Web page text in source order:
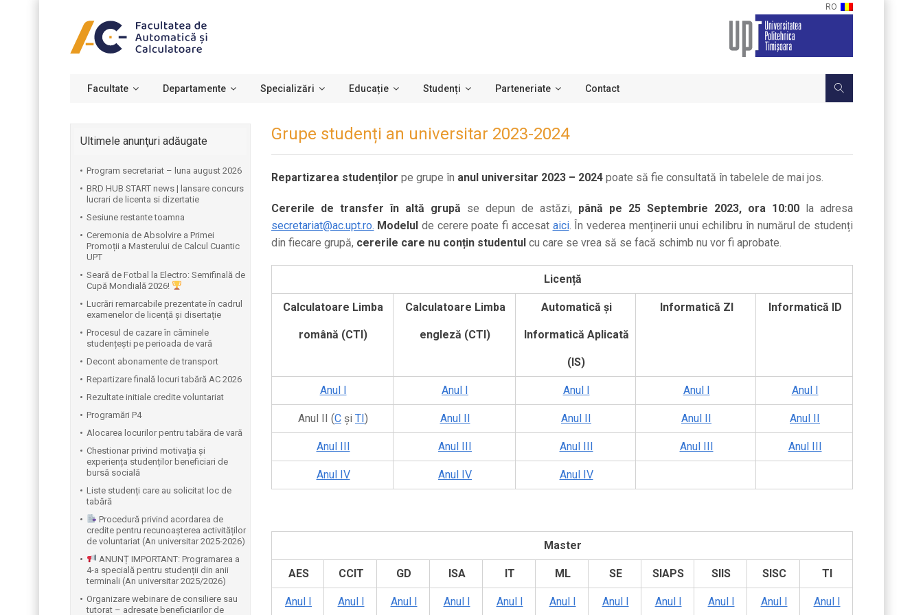
RO
Facultate Departamente Specializări Educație Studenți Parteneriate Contact
Grupe studenți an universitar 2023-2024
Repartizarea studenților pe grupe în anul universitar 2023 – 2024poate să fie consultată în tabelele de mai jos.
Cererile de transfer în altă grupă se depun de astăzi, până pe 25 Septembrie 2023, ora 10:00la adresa
secretariat@ac.upt.ro. Modelul de cerere poate fi accesat aici. În vederea menținerii unui echilibru în numărul de studenți
din fiecare grupă, cererile care nu conțin studentulcu care se vrea să se facă schimb nu vor fi aprobate.
Licență
Calculatoare Limba
română (CTI)
Calculatoare Limba
engleză (CTI)
Automatică și
Informatică Aplicată
(IS)
Informatică ZI Informatică ID
Anul I Anul I Anul I Anul I Anul I
Anul II (C și TI) Anul II Anul II Anul II Anul II
Anul III Anul III Anul III Anul III Anul III
Anul IV Anul IV Anul IV
Master
AES CCIT GD ISA IT ML SE SIAPS SIIS SISC TI
Anul I Anul I Anul I Anul I Anul I Anul I Anul I Anul I Anul I Anul I Anul I
Ultimele anunţuri adăugate
Program secretariat – luna august 2026
BRD HUB START news | lansare concurs
lucrari de licenta si dizertatie
Sesiune restante toamna
Ceremonia de Absolvire a Primei
Promoții a Masterului de Calcul Cuantic
UPT
⁠Seară de Fotbal la Electro: Semifinală de
Cupă Mondială 2026!
Lucrări remarcabile prezentate în cadrul
examenelor de licență și disertație
Procesul de cazare în căminele
studențești pe perioada de vară
Decont abonamente de transport
Repartizare finală locuri tabără AC 2026
Rezultate initiale credite voluntariat
Programări P4
Alocarea locurilor pentru tabăra de vară
Chestionar privind motivația și
experiența studenților beneficiari de
bursă socială
Liste studenți care au solicitat loc de
tabără
Procedură privind acordarea de
credite pentru recunoașterea activităților
de voluntariat (An universitar 2025-2026)
ANUNȚ IMPORTANT: Programarea a
4-a specială pentru studenții din anii
terminali (An universitar 2025/2026)
Organizare webinare de consiliere sau
tutorat – adresate beneficiarilor de